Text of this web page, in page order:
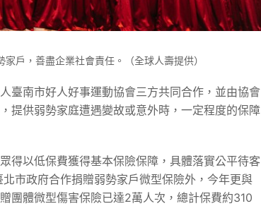
戶，善盡企業社會責任。（全球人壽提供）
臺南市好人好事運動協會三方共同合作，並由協會
提供弱勢家庭遭遇變故或意外時，一定程度的保障
得以低保費獲得基本保險保障，具體落實公平待客
市政府合作捐贈弱勢家戶微型保險外，今年更與
團體微型傷害保險已達2萬人次，總計保費約310